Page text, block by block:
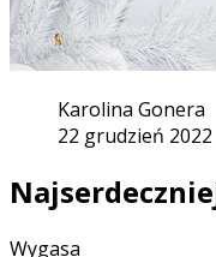
Karolina Gonera
22 grudzień 2022
Wygasa